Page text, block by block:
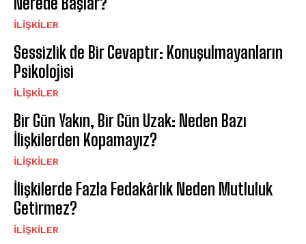
İLIŞKILER
Sessizlik de Bir Cevaptır: Konuşulmayanların
Psikolojisi
İLIŞKILER
Bir Gün Yakın, Bir Gün Uzak: Neden Bazı
İlişkilerden Kopamayız?
İLIŞKILER
İlişkilerde Fazla Fedakârlık Neden Mutluluk
Getirmez?
İLIŞKILER